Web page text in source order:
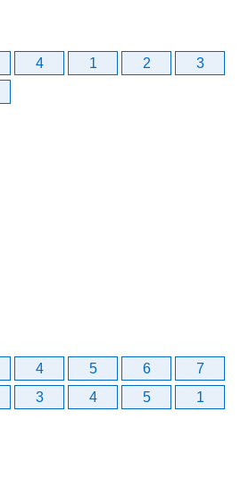
4 1 2
3
4 5 6
7
3 4 5 1